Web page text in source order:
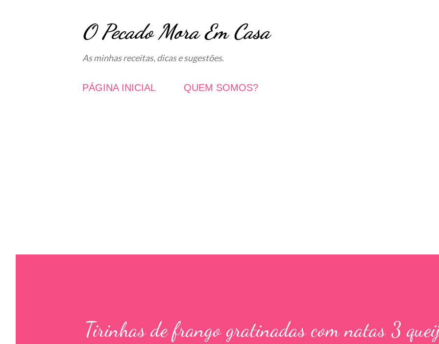
O Pecado Mora Em Casa
As minhas receitas, dicas e sugestões.
PÁGINA INICIAL QUEM SOMOS?
Tirinhas de frango gratinadas com natas 3